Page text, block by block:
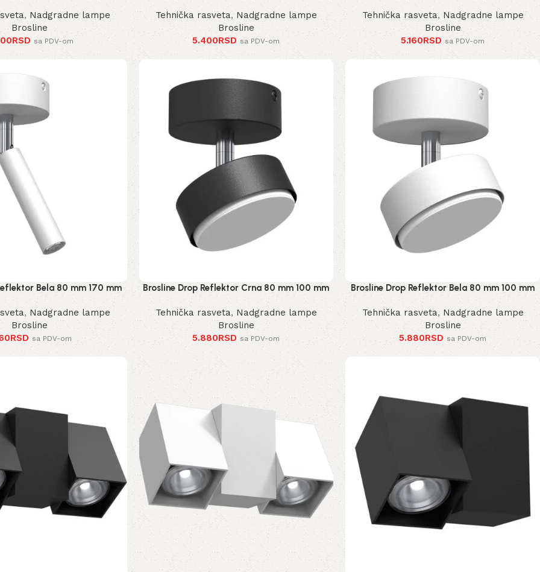
2284 mm
,Nadgradne lampe
Brosline
RSD sa PDV-om
2285 mm
Tehnička rasveta,Nadgradne lampe
Brosline
5.400RSD sa PDV-om
2281 mm
Tehnička rasveta,Nadgradne lampe
Brosline
5.160RSD sa PDV-om
Bela 80 mm 170 mm
2283 mm
, Nadgradne lampe
Brosline
RSD sa PDV-om
Brosline Drop Reflektor Crna 80 mm 100 mm
Tehnička rasveta, Nadgradne lampe
Brosline
5.880RSD sa PDV-om
Brosline Drop Reflektor Bela 80 mm 100 mm
Tehnička rasveta, Nadgradne lampe
Brosline
5.880RSD sa PDV-om